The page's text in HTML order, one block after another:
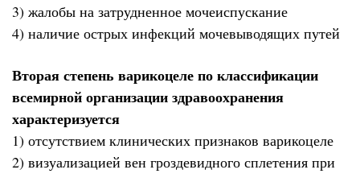
3) жалобы на затрудненное мочеиспускание
4) наличие острых инфекций мочевыводящих путей
Вторая степень варикоцеле по классификации
всемирной организации здравоохранения
характеризуется
1) отсутствием клинических признаков варикоцеле
2) визуализацией вен гроздевидного сплетения при